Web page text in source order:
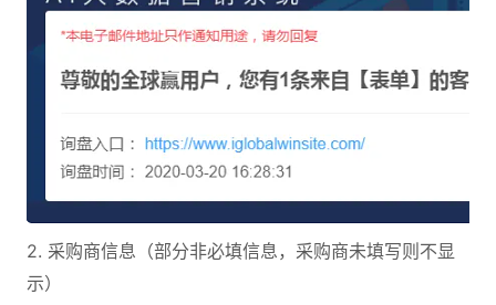
2. 采购商信息（部分非必填信息，采购商未填写则不显
示）